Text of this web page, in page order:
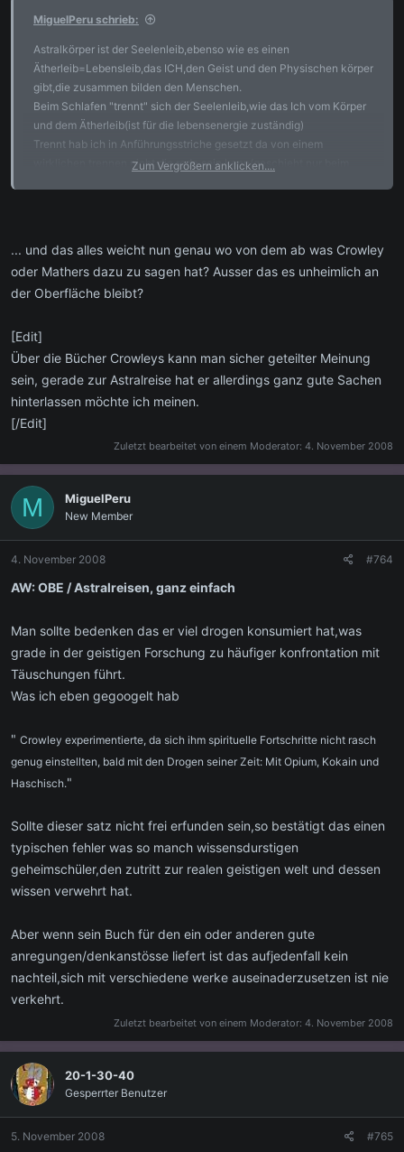
MiguelPeru schrieb:
Astralkörper ist der Seelenleib,ebenso wie es einen
Ätherleib=Lebensleib,das ICH,den Geist und den Physischen körper
gibt,die zusammen bilden den Menschen.
Beim Schlafen "trennt" sich der Seelenleib,wie das Ich vom Körper
und dem Ätherleib(ist für die lebensenergie zuständig)
Trennt hab ich in Anführungsstriche gesetzt da von einem
wirklichen trennen nicht die rede sein kann(geschieht nur beim
Angel of Seven :"Im fortgeschrittenden Stadium des Astralreisens
ist es möglich bewußt zwischen den Sphären zu wechseln"
Zum Vergrößern anklicken....
... und das alles weicht nun genau wo von dem ab was Crowley
oder Mathers dazu zu sagen hat? Ausser das es unheimlich an
der Oberfläche bleibt?
[Edit]
Über die Bücher Crowleys kann man sicher geteilter Meinung
sein, gerade zur Astralreise hat er allerdings ganz gute Sachen
hinterlassen möchte ich meinen.
[/Edit]
Zuletzt bearbeitet von einem Moderator: 4. November 2008
M MiguelPeru
New Member
4. November 2008 #764
AW: OBE / Astralreisen, ganz einfach
Man sollte bedenken das er viel drogen konsumiert hat,was
grade in der geistigen Forschung zu häufiger konfrontation mit
Täuschungen führt.
Was ich eben gegoogelt hab
" Crowley experimentierte, da sich ihm spirituelle Fortschritte nicht rasch
genug einstellten, bald mit den Drogen seiner Zeit: Mit Opium, Kokain und
Haschisch."
Sollte dieser satz nicht frei erfunden sein,so bestätigt das einen
typischen fehler was so manch wissensdurstigen
geheimschüler,den zutritt zur realen geistigen welt und dessen
wissen verwehrt hat.
Aber wenn sein Buch für den ein oder anderen gute
anregungen/denkanstösse liefert ist das aufjedenfall kein
nachteil,sich mit verschiedene werke auseinaderzusetzen ist nie
verkehrt.
Zuletzt bearbeitet von einem Moderator: 4. November 2008
20-1-30-40
Gesperrter Benutzer
5. November 2008 #765